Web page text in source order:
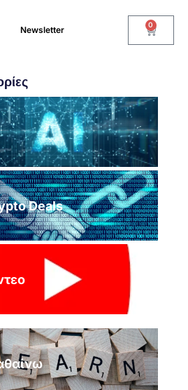
Newsletter 0
Deals